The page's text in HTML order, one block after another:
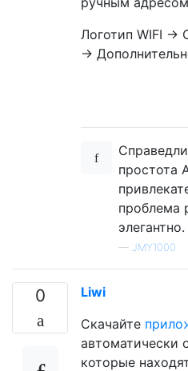
Логотип WIFI ->
->
простота
проблема
элегантно.
— JMY1000
0
Liwi
Скачайте
автоматически
которые